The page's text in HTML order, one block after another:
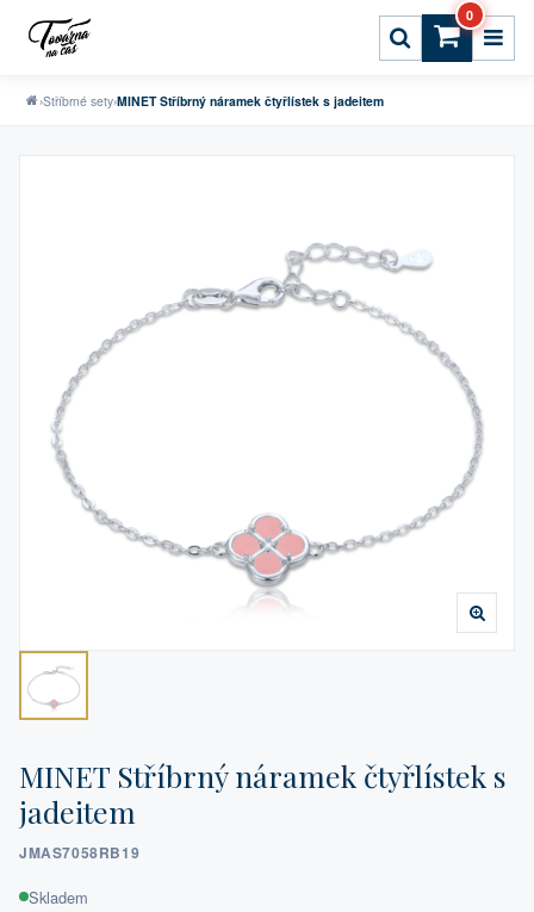
0
›Stříbrné sety›MINET Stříbrný náramek čtyřlístek s jadeitem
MINET Stříbrný náramek čtyřlístek s
jadeitem
JMAS7058RB19
Skladem